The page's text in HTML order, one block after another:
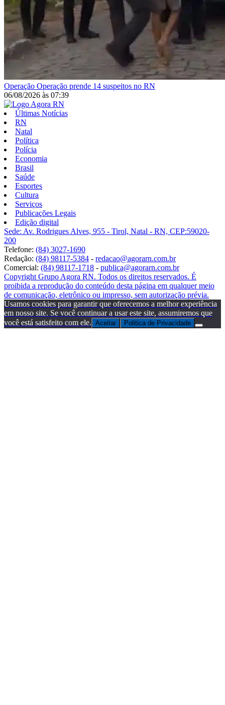
Operação Operação prende 14 suspeitos no RN
06/08/2026 às 07:39
Últimas Notícias
RN
Natal
Política
Polícia
Economia
Brasil
Saúde
Esportes
Cultura
Serviços
Publicações Legais
Edição digital
Sede: Av. Rodrigues Alves, 955 - Tirol, Natal - RN, CEP:59020-
200
Telefone: (84) 3027-1690
Redação: (84) 98117-5384 - redacao@agorarn.com.br
Comercial: (84) 98117-1718 - publica@agorarn.com.br
Copyright Grupo Agora RN. Todos os direitos reservados. É
proibida a reprodução do conteúdo desta página em qualquer meio
de comunicação, eletrônico ou impresso, sem autorização prévia.
Usamos cookies para garantir que oferecemos a melhor experiência
em nosso site. Se você continuar a usar este site, assumiremos que
você está satisfeito com ele. Aceitar Politica de Privacidade